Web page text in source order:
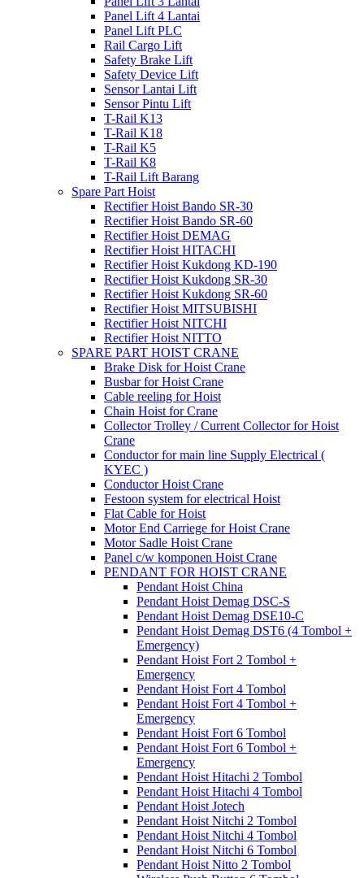
Panel Lift 4 Lantai
Panel Lift PLC
Rail Cargo Lift
Safety Brake Lift
Safety Device Lift
Sensor Lantai Lift
Sensor Pintu Lift
T-Rail K13
T-Rail K18
T-Rail K5
T-Rail K8
T-Rail Lift Barang
Spare Part Hoist
Rectifier Hoist Bando SR-30
Rectifier Hoist Bando SR-60
Rectifier Hoist DEMAG
Rectifier Hoist HITACHI
Rectifier Hoist Kukdong KD-190
Rectifier Hoist Kukdong SR-30
Rectifier Hoist Kukdong SR-60
Rectifier Hoist MITSUBISHI
Rectifier Hoist NITCHI
Rectifier Hoist NITTO
SPARE PART HOIST CRANE
Brake Disk for Hoist Crane
Busbar for Hoist Crane
Cable reeling for Hoist
Chain Hoist for Crane
Collector Trolley / Current Collector for Hoist
Crane
Conductor for main line Supply Electrical (
KYEC )
Conductor Hoist Crane
Festoon system for electrical Hoist
Flat Cable for Hoist
Motor End Carriege for Hoist Crane
Motor Sadle Hoist Crane
Panel c/w komponen Hoist Crane
PENDANT FOR HOIST CRANE
Pendant Hoist China
Pendant Hoist Demag DSC-S
Pendant Hoist Demag DSE10-C
Pendant Hoist Demag DST6 (4 Tombol +
Emergency)
Pendant Hoist Fort 2 Tombol +
Emergency
Pendant Hoist Fort 4 Tombol
Pendant Hoist Fort 4 Tombol +
Emergency
Pendant Hoist Fort 6 Tombol
Pendant Hoist Fort 6 Tombol +
Emergency
Pendant Hoist Hitachi 2 Tombol
Pendant Hoist Hitachi 4 Tombol
Pendant Hoist Jotech
Pendant Hoist Nitchi 2 Tombol
Pendant Hoist Nitchi 4 Tombol
Pendant Hoist Nitchi 6 Tombol
Pendant Hoist Nitto 2 Tombol